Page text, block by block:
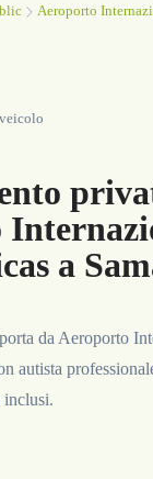
Aeroporto
a
da Aeroporto
autista